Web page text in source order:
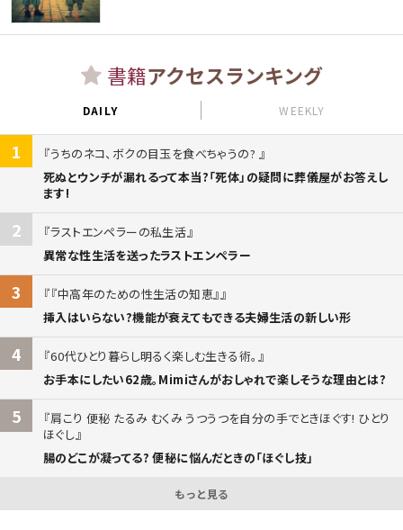
書籍アクセスランキング
DAILY WEEKLY
1
うちのネコ、ボクの目玉を食べちゃうの?
死ぬとウンチが漏れるって本当?「死体」の疑問に葬儀屋がお答えし
ます!
2
ラストエンペラーの私生活
異常な性生活を送ったラストエンペラー
3
『中高年のための性生活の知恵』
挿入はいらない?機能が衰えてもできる夫婦生活の新しい形
4
60代ひとり暮らし明るく楽しむ生きる術。
お手本にしたい62歳。Mimiさんがおしゃれで楽しそうな理由とは?
5
肩こり 便秘 たるみ むくみ うつうつを自分の手でときほぐす! ひとり
ほぐし
腸のどこが凝ってる? 便秘に悩んだときの「ほぐし技」
もっと見る